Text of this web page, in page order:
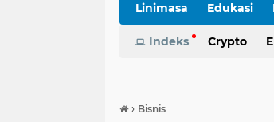
Linimasa Edukasi
Indeks Crypto
› Bisnis